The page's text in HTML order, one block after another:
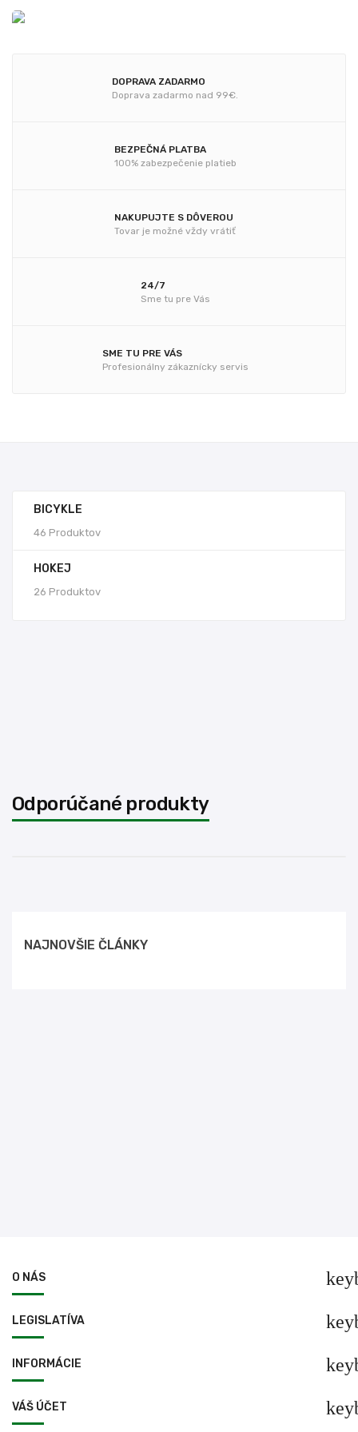
DOPRAVA ZADARMO
Doprava zadarmo nad 99€.
BEZPEČNÁ PLATBA
100% zabezpečenie platieb
NAKUPUJTE S DÔVEROU
Tovar je možné vždy vrátiť
24/7
Sme tu pre Vás
SME TU PRE VÁS
Profesionálny zákaznícky servis
BICYKLE
46 Produktov
HOKEJ
26 Produktov
Odporúčané produkty
NAJNOVŠIE ČLÁNKY
O NÁS
LEGISLATÍVA
INFORMÁCIE
VÁŠ ÚČET